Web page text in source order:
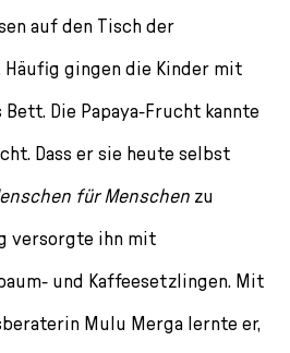
auf den Tisch der
Häufig gingen die Kinder mit
Die Papaya-Frucht kannte
Dass er sie heute selbst
für Menschen zu
versorgte ihn mit
und Kaffeesetzlingen. Mit
Mulu Merga lernte er,